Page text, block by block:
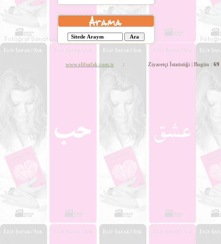
www.elifsafak.com.tr : Ziyaretçi İstatistiği | Bugün : 69